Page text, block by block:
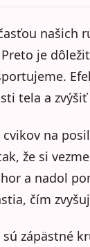
našich
je
tela a
na
že si
a nadol
čím
zápästné